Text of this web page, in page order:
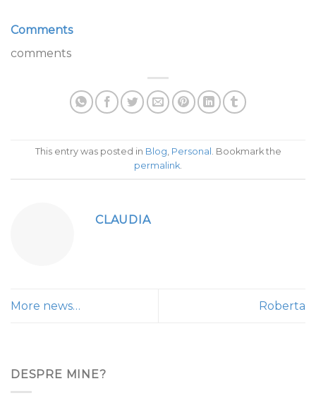
DESPRE MINE?
Comments
comments
This entry was posted in Blog, Personal . Bookmark the
permalink.
CLAUDIA
More news… Roberta